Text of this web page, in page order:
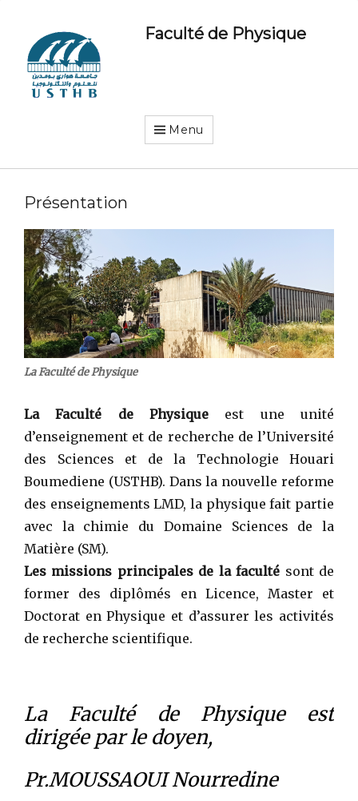
Faculté de Physique
Menu
Présentation
La Faculté de Physique
La Faculté de Physique est une unité
d’enseignement et de recherche de l’Université
des Sciences et de la Technologie Houari
Boumediene (USTHB). Dans la nouvelle reforme
des enseignements LMD, la physique fait partie
avec la chimie du Domaine Sciences de la
Matière (SM).
Les missions principales de la faculté sont de
former des diplômés en Licence, Master et
Doctorat en Physique et d’assurer les activités
de recherche scientifique.
La Faculté de Physique est
dirigée par le doyen,
Pr.MOUSSAOUI Nourredine